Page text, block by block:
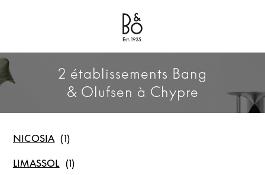
Bang & Olufsen - Exist to Create
Link Opens in New Tab
2 établissements Bang
& Olufsen à Chypre
NICOSIA
LIMASSOL